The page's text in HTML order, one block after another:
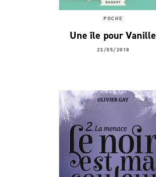
POCHE
Une île pour Vanille
23/05/2018